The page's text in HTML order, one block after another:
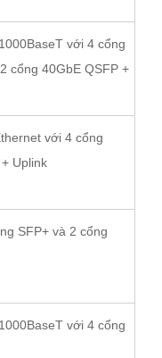
với 4 cổng
cổng 40GbE QSFP +
với 4 cổng
Uplink
SFP+ và 2 cổng
với 4 cổng